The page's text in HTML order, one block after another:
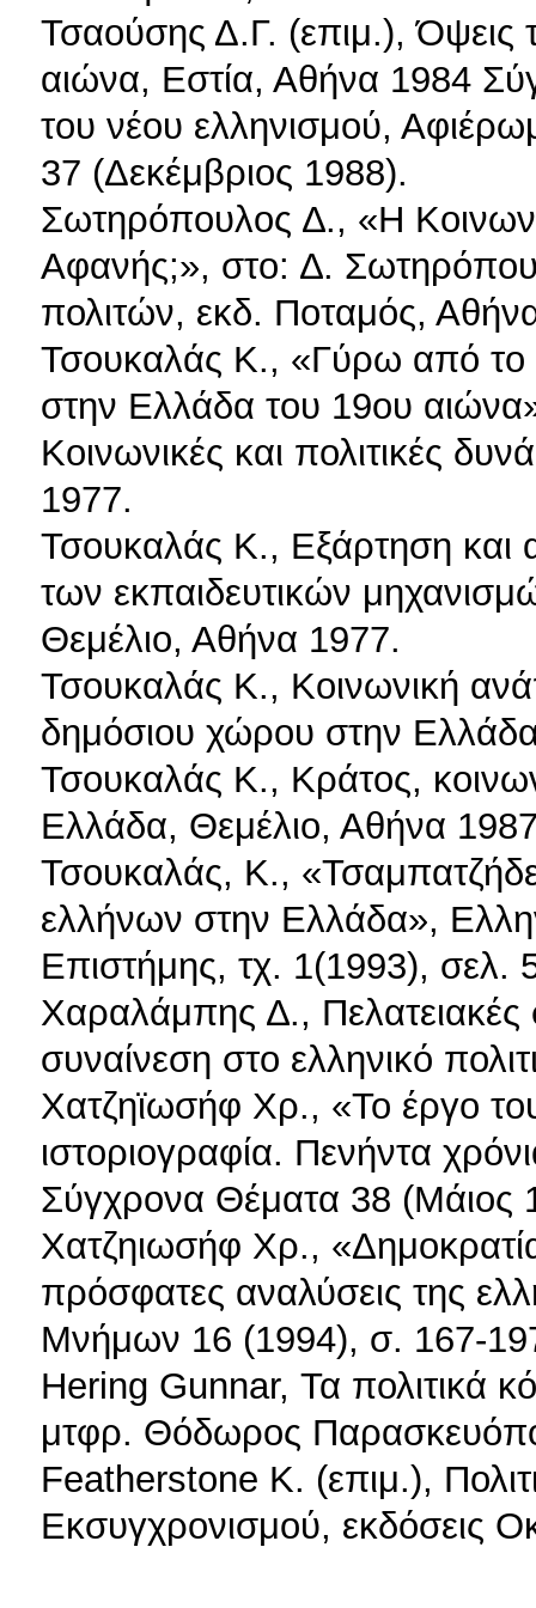
Τσαούσης Δ.Γ. (επιμ.), Όψεις
αιώνα, Εστία, Αθήνα 1984
του νέου ελληνισμού,
37 (Δεκέμβριος 1988).
Σωτηρόπουλος ∆., «Η
Αφανής;», στο: ∆.
πολιτών, εκδ. Ποταμός,
Τσουκαλάς Κ., «Γύρω από το
στην Ελλάδα του 19ου
Κοινωνικές και πολιτικές
1977.
Τσουκαλάς Κ., Εξάρτηση και
των εκπαιδευτικών
Θεμέλιο, Αθήνα 1977.
Τσουκαλάς Κ., Κοινωνική
δημόσιου χώρου στην
Τσουκαλάς Κ., Κράτος,
Ελλάδα, Θεμέλιο, Αθήνα
Τσουκαλάς, Κ.,
ελλήνων στην Ελλάδα»,
Επιστήμης, τχ. 1(1993), σελ.
Χαραλάμπης ∆., Πελατειακές
συναίνεση στο ελληνικό
Χατζηϊωσήφ Χρ., «Το έργο
ιστοριογραφία. Πενήντα
Σύγχρονα Θέματα 38 (Μάιος
Χατζηιωσήφ Χρ., «Δημοκρατία
πρόσφατες αναλύσεις της
Μνήμων 16 (1994), σ. 167-
Hering Gunnar, Τα πολιτικά
μτφρ. Θόδωρος
Featherstone K. (επιμ.),
Εκσυγχρονισμού, εκδόσεις